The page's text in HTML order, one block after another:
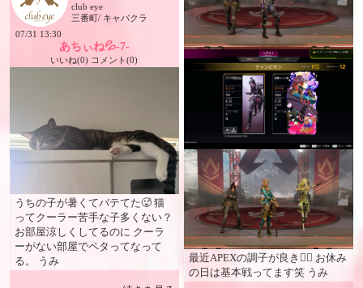
最近APEXの調子が良き🙆‍♀️ お休み
club eye
三番町/ キャバクラ
07/31 13:30
あちぃね💦-7-
いいね(0) コメント(0)
うちの子が暑くてバテてた🥵 猫
ってクーラー苦手な子多くない？
お部屋涼しくしてるのに クーラ
ーがない部屋でペタってなって